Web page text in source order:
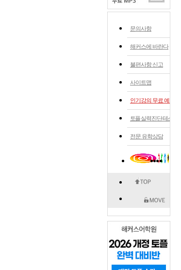
문의사항
해커스에 바란다
불편사항 신고
사이트맵
인기강의 무료 예약
토플 실력 진단 테스트
전문 유학상담